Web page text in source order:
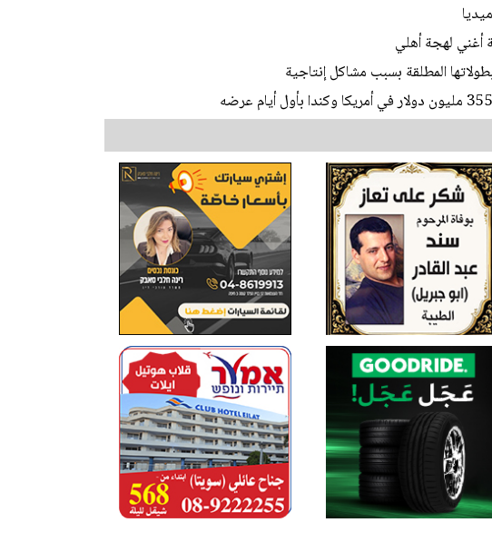
أغني لهجة أهلي
المطلقة بسبب مشاكل إنتاجية